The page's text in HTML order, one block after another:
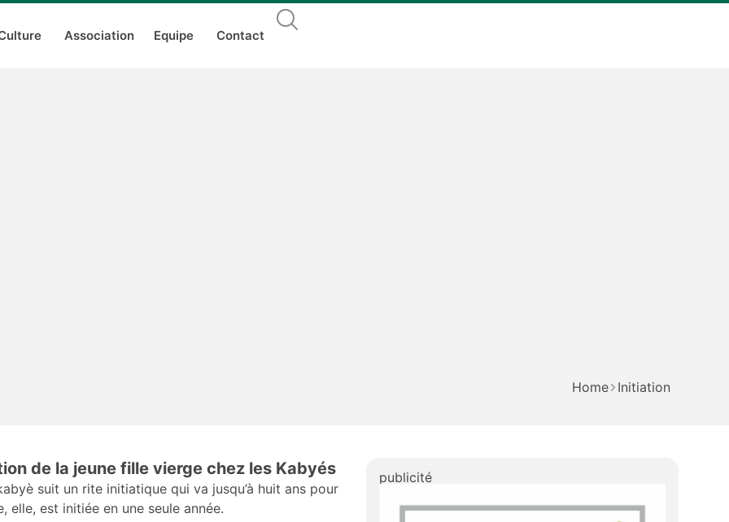
Association Equipe Contact
Home Initiation
de la jeune fille vierge chez les Kabyés
suit un rite initiatique qui va jusqu’à huit ans pour
elle, est initiée en une seule année.
publicité